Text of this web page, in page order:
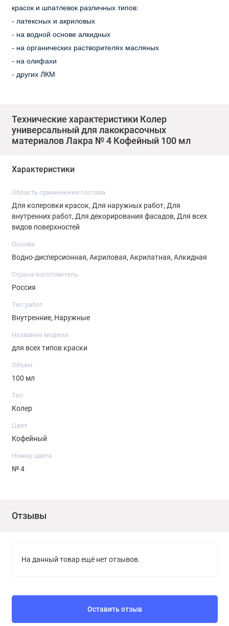
красок и шпатлевок различных типов:
- латексных и акриловых
- на водной основе алкидных
- на органических растворителях масляных
- на олифахи
- других ЛКМ
всех видов поверхностей.
Колер не оказывает влияния на глянец лакокрасочного
покрытия.
использовать в концентрированном виде.
Способ применения:
-Перед употреблением хорошо встряхнуть.
-Ввести небольшое количество пасты в краску и тщательно
перемешать.
-Полученную смесь разбавить белой краской до желаемого
оттенка.
-Максимальное содержание пасты в краске не должно
превышать 10 %.
Рекомендуемое содержание пасты в краске - 5 %
Технические характеристики Колер
универсальный для лакокрасочных
материалов Лакра № 4 Кофейный 100 мл
Характеристики
Область применения состава
Для колеровки красок, Для наружных работ, Для
внутренних работ, Для декорирования фасадов, Для всех
видов поверхностей
Основа
Водно-дисперсионная, Акриловая, Акрилатная, Алкидная
Страна-изготовитель
Россия
Тип работ
Внутренние, Наружные
Название модели
для всех типов краски
Объем
100 мл
Тип
Колер
Цвет
Кофейный
Номер цвета
№ 4
Отзывы
На данный товар ещё нет отзывов.
Оставить отзыв